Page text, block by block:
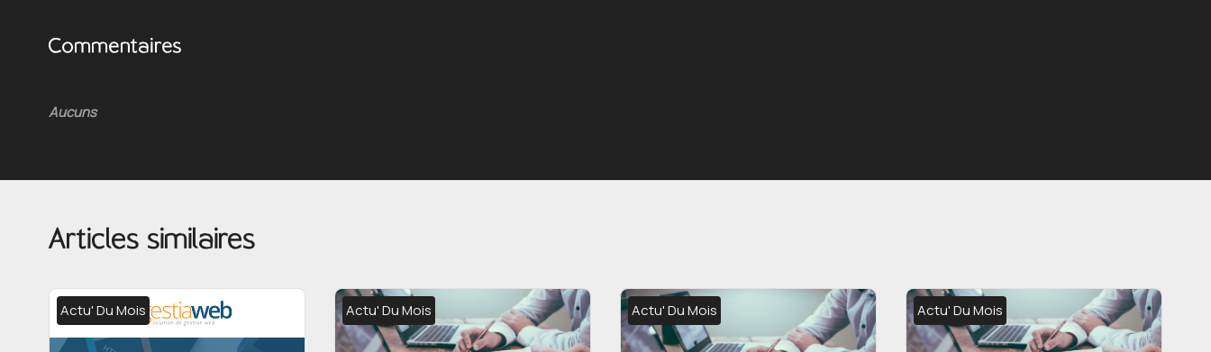
Commentaires
Aucuns
Articles similaires
Actu' Du Mois Actu' Du Mois Actu' Du Mois Actu' Du Mois